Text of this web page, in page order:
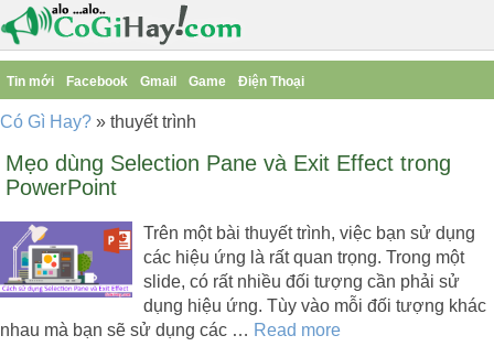
Tin mới Facebook Gmail Game Điện Thoại
Có Gì Hay? » thuyết trình
Mẹo dùng Selection Pane và Exit Effect trong
PowerPoint
Trên một bài thuyết trình, việc bạn sử dụng
các hiệu ứng là rất quan trọng. Trong một
slide, có rất nhiều đối tượng cần phải sử
dụng hiệu ứng. Tùy vào mỗi đối tượng khác
nhau mà bạn sẽ sử dụng các … Read more